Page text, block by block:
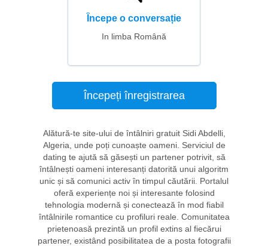
Începe o conversație
In limba Română
Începeți înregistrarea
Alătură-te site-ului de întâlniri gratuit Sidi Abdelli,
Algeria, unde poți cunoaște oameni. Serviciul de
dating te ajută să găsești un partener potrivit, să
întâlnești oameni interesanți datorită unui algoritm
unic și să comunici activ în timpul căutării. Portalul
oferă experiențe noi și interesante folosind
tehnologia modernă și conectează în mod fiabil
întâlnirile romantice cu profiluri reale. Comunitatea
prietenoasă prezintă un profil extins al fiecărui
partener, existând posibilitatea de a posta fotografii